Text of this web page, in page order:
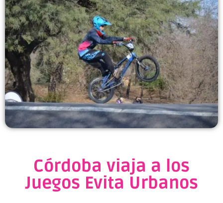
Córdoba viaja a los
Juegos Evita Urbanos